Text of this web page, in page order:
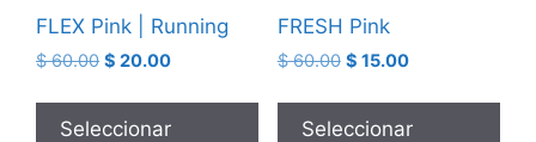
FLEX Pink | Running
$60.00 $ 20.00
Seleccionar
FRESH Pink
$60.00 $ 15.00
Seleccionar